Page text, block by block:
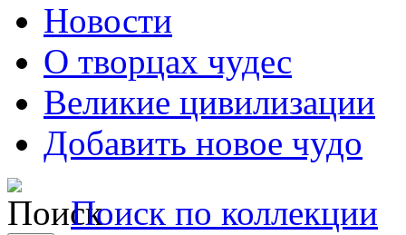
Новости
О творцах чудес
Великие цивилизации
Добавить новое чудо
Поиск по коллекции